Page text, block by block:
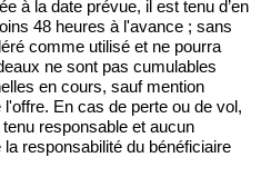
à la date prévue, il est tenu d’en
48 heures à l'avance ; sans
comme utilisé et ne pourra
ne sont pas cumulables
en cours, sauf mention
En cas de perte ou de vol,
responsable et aucun
responsabilité du bénéficiaire